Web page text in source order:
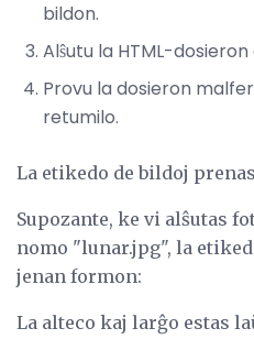
bildon.
Alŝutu la HTML-
Provu la dosieron
retumilo.
La etikedo de bildoj
Supozante, ke vi alŝutas
nomo "lunar.jpg", la
jenan formon:
La alteco kaj larĝo estas